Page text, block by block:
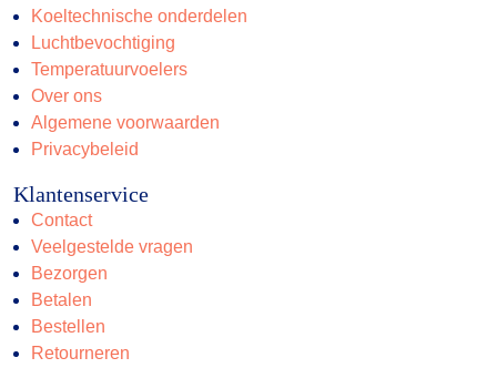
Koeltechnische onderdelen
Luchtbevochtiging
Temperatuurvoelers
Over ons
Algemene voorwaarden
Privacybeleid
Klantenservice
Contact
Veelgestelde vragen
Bezorgen
Betalen
Bestellen
Retourneren